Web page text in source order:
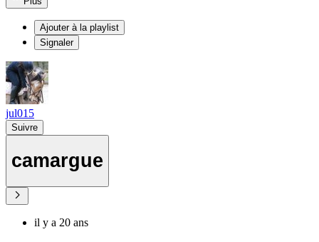
Ajouter à la playlist
Signaler
jul015
Suivre
camargue
il y a 20 ans